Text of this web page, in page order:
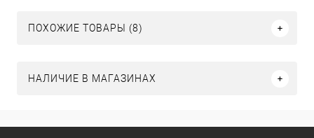
ПОХОЖИЕ ТОВАРЫ (8)
НАЛИЧИЕ В МАГАЗИНАХ